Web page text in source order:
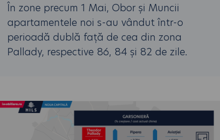
În zone precum 1 Mai, Obor și Muncii
apartamentele noi s-au vândut într-o
perioadă dublă față de cea din zona
Pallady, respective 86, 84 și 82 de zile.